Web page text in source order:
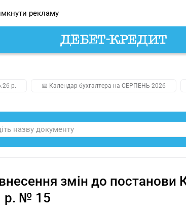
рекламу
р. 📅 Календар бухгалтера на СЕРПЕНЬ 2026
змін до постанови
р. № 15